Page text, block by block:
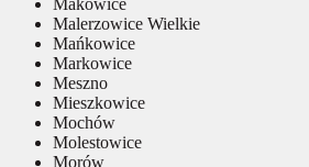
Malerzowice Wielkie
Mańkowice
Markowice
Meszno
Mieszkowice
Mochów
Molestowice
Morów